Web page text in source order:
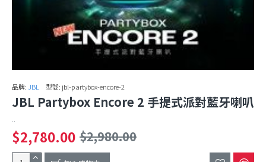
品牌: JBL 型號: jbl-partybox-encore-2
JBL Partybox Encore 2 手提式派對藍牙喇叭
..
$2,780.00 $2,980.00